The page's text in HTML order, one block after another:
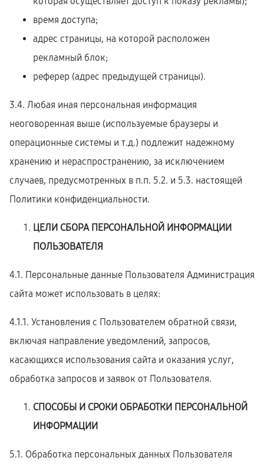
время доступа;
адрес страницы, на которой расположен
рекламный блок;
реферер (адрес предыдущей страницы).
3.4. Любая иная персональная информация
неоговоренная выше (используемые браузеры и
операционные системы и т.д.) подлежит надежному
хранению и нераспространению, за исключением
случаев, предусмотренных в п.п. 5.2. и 5.3. настоящей
Политики конфиденциальности.
ЦЕЛИ СБОРА ПЕРСОНАЛЬНОЙ ИНФОРМАЦИИ
ПОЛЬЗОВАТЕЛЯ
4.1. Персональные данные Пользователя Администрация
сайта может использовать в целях:
4.1.1. Установления с Пользователем обратной связи,
включая направление уведомлений, запросов,
касающихся использования сайта и оказания услуг,
обработка запросов и заявок от Пользователя.
СПОСОБЫ И СРОКИ ОБРАБОТКИ ПЕРСОНАЛЬНОЙ
ИНФОРМАЦИИ
5.1. Обработка персональных данных Пользователя